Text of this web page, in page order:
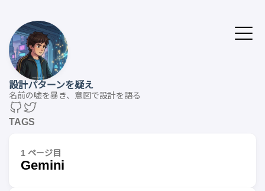
設計パターンを疑え
名前の嘘を暴き、意図で設計を語る
TAGS
1 ページ目
Gemini